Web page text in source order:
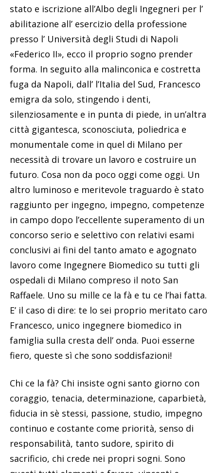
stato e iscrizione all’Albo degli Ingegneri per l’
abilitazione all’ esercizio della professione
presso l’ Università degli Studi di Napoli
«Federico II», ecco il proprio sogno prender
forma. In seguito alla malinconica e costretta
fuga da Napoli, dall’ l’Italia del Sud, Francesco
emigra da solo, stingendo i denti,
silenziosamente e in punta di piede, in un’altra
città gigantesca, sconosciuta, poliedrica e
monumentale come in quel di Milano per
necessità di trovare un lavoro e costruire un
futuro. Cosa non da poco oggi come oggi. Un
altro luminoso e meritevole traguardo è stato
raggiunto per ingegno, impegno, competenze
in campo dopo l’eccellente superamento di un
concorso serio e selettivo con relativi esami
conclusivi ai fini del tanto amato e agognato
lavoro come Ingegnere Biomedico su tutti gli
ospedali di Milano compreso il noto San
Raffaele. Uno su mille ce la fà e tu ce l’hai fatta.
E’ il caso di dire: te lo sei proprio meritato caro
Francesco, unico ingegnere biomedico in
famiglia sulla cresta dell’ onda. Puoi esserne
fiero, queste sì che sono soddisfazioni!
Chi ce la fà? Chi insiste ogni santo giorno con
coraggio, tenacia, determinazione, caparbietà,
fiducia in sè stessi, passione, studio, impegno
continuo e costante come priorità, senso di
responsabilità, tanto sudore, spirito di
sacrificio, chi crede nei propri sogni. Sono